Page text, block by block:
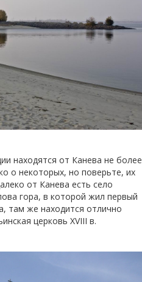
находятся от Канева не более
о некоторых, но поверьте, их
от Канева есть село
гора, в которой жил первый
там же находится отлично
церковь XVIII в.